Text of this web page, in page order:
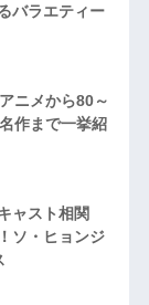
バラエティー
ニメから80～
作まで一挙紹
ャスト相関
ソ・ヒョンジ